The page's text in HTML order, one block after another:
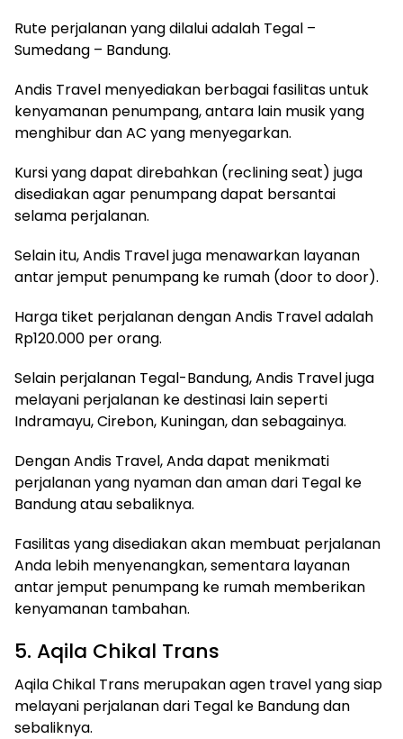
Rute perjalanan yang dilalui adalah Tegal –
Sumedang – Bandung.
Andis Travel menyediakan berbagai fasilitas untuk
kenyamanan penumpang, antara lain musik yang
menghibur dan AC yang menyegarkan.
Kursi yang dapat direbahkan (reclining seat) juga
disediakan agar penumpang dapat bersantai
selama perjalanan.
Selain itu, Andis Travel juga menawarkan layanan
antar jemput penumpang ke rumah (door to door).
Harga tiket perjalanan dengan Andis Travel adalah
Rp120.000 per orang.
Selain perjalanan Tegal-Bandung, Andis Travel juga
melayani perjalanan ke destinasi lain seperti
Indramayu, Cirebon, Kuningan, dan sebagainya.
Dengan Andis Travel, Anda dapat menikmati
perjalanan yang nyaman dan aman dari Tegal ke
Bandung atau sebaliknya.
Fasilitas yang disediakan akan membuat perjalanan
Anda lebih menyenangkan, sementara layanan
antar jemput penumpang ke rumah memberikan
kenyamanan tambahan.
5. Aqila Chikal Trans
Aqila Chikal Trans merupakan agen travel yang siap
melayani perjalanan dari Tegal ke Bandung dan
sebaliknya.